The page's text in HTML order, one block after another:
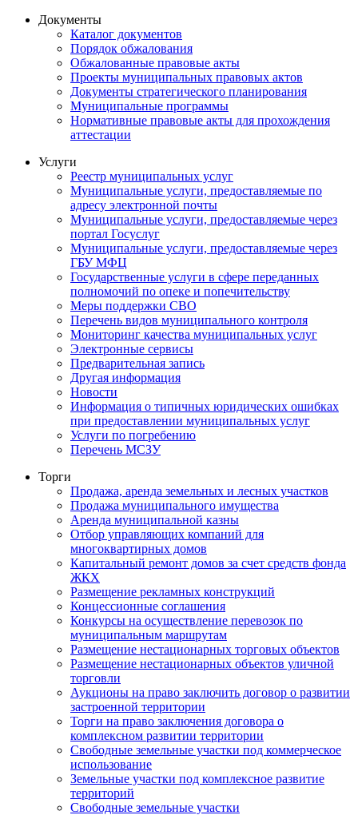
Документы
Каталог документов
Порядок обжалования
Обжалованные правовые акты
Проекты муниципальных правовых актов
Документы стратегического планирования
Муниципальные программы
Нормативные правовые акты для прохождения
аттестации
Услуги
Реестр муниципальных услуг
Муниципальные услуги, предоставляемые по
адресу электронной почты
Муниципальные услуги, предоставляемые через
портал Госуслуг
Муниципальные услуги, предоставляемые через
ГБУ МФЦ
Государственные услуги в сфере переданных
полномочий по опеке и попечительству
Меры поддержки СВО
Перечень видов муниципального контроля
Мониторинг качества муниципальных услуг
Электронные сервисы
Предварительная запись
Другая информация
Новости
Информация о типичных юридических ошибках
при предоставлении муниципальных услуг
Услуги по погребению
Перечень МСЗУ
Торги
Продажа, аренда земельных и лесных участков
Продажа муниципального имущества
Аренда муниципальной казны
Отбор управляющих компаний для
многоквартирных домов
Капитальный ремонт домов за счет средств фонда
ЖКХ
Размещение рекламных конструкций
Концессионные соглашения
Конкурсы на осуществление перевозок по
муниципальным маршрутам
Размещение нестационарных торговых объектов
Размещение нестационарных объектов уличной
торговли
Аукционы на право заключить договор о развитии
застроенной территории
Торги на право заключения договора о
комплексном развитии территории
Свободные земельные участки под коммерческое
использование
Земельные участки под комплексное развитие
территорий
Свободные земельные участки